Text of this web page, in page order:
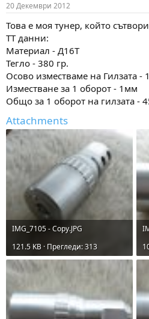
20 Декември 2012
Това е моя тунер, който
ТТ данни:
Материал - Д16Т
Тегло - 380 гр.
Осово изместваме на Гилзата -
Изместване за 1 оборот - 1мм
Общо за 1 оборот на гилзата -
Attachments
IMG_7105 - Copy.JPG
121.5 KB · Прегледи: 313